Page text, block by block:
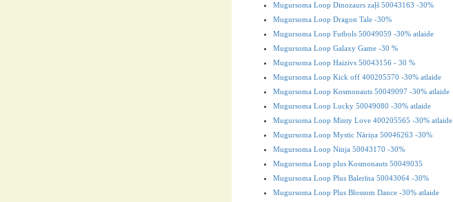
Mugursoma Loop Dinozaurs zaļš 50043163 -30%
Mugursoma Loop Dragon Tale -30%
Mugursoma Loop Futbols 50049059 -30% atlaide
Mugursoma Loop Galaxy Game -30 %
Mugursoma Loop Haizivs 50043156 - 30 %
Mugursoma Loop Kick off 400205570 -30% atlaide
Mugursoma Loop Kosmonauts 50049097 -30% atlaide
Mugursoma Loop Lucky 50049080 -30% atlaide
Mugursoma Loop Minty Love 400205565 -30% atlaide
Mugursoma Loop Mystic Nāriņa 50046263 -30%
Mugursoma Loop Ninja 50043170 -30%
Mugursoma Loop plus Kosmonauts 50049035
Mugursoma Loop Plus Balerīna 50043064 -30%
Mugursoma Loop Plus Blossom Dance -30% atlaide